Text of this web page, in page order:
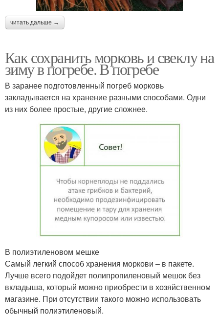
читать дальше →
Как сохранить морковь и свеклу на
зиму в погребе. В погребе
В заранее подготовленный погреб морковь
закладывается на хранение разными способами. Одни
из них более простые, другие сложнее.
В полиэтиленовом мешке
Самый легкий способ хранения моркови – в пакете.
Лучше всего подойдет полипропиленовый мешок без
вкладыша, который можно приобрести в хозяйственном
магазине. При отсутствии такого можно использовать
обычный полиэтиленовый.